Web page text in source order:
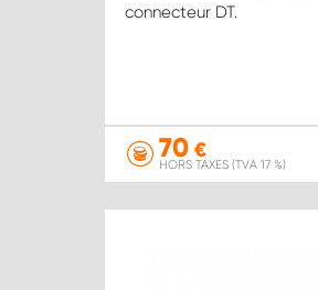
connecteur DT.
70 €
HORS TAXES (TVA 17 %)